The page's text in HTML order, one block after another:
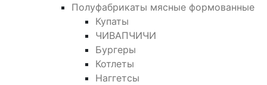
Полуфабрикаты мясные формованные
Купаты
ЧИВАПЧИЧИ
Бургеры
Котлеты
Наггетсы